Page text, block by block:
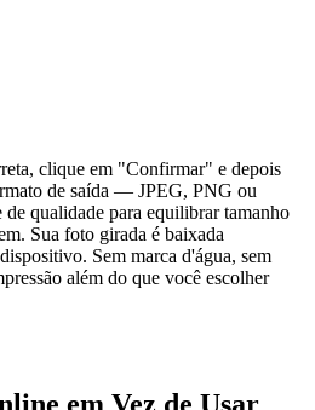
clique em "Confirmar" e depois
de saída — JPEG, PNG ou
qualidade para equilibrar tamanho
Sua foto girada é baixada
Sem marca d'água, sem
além do que você escolher